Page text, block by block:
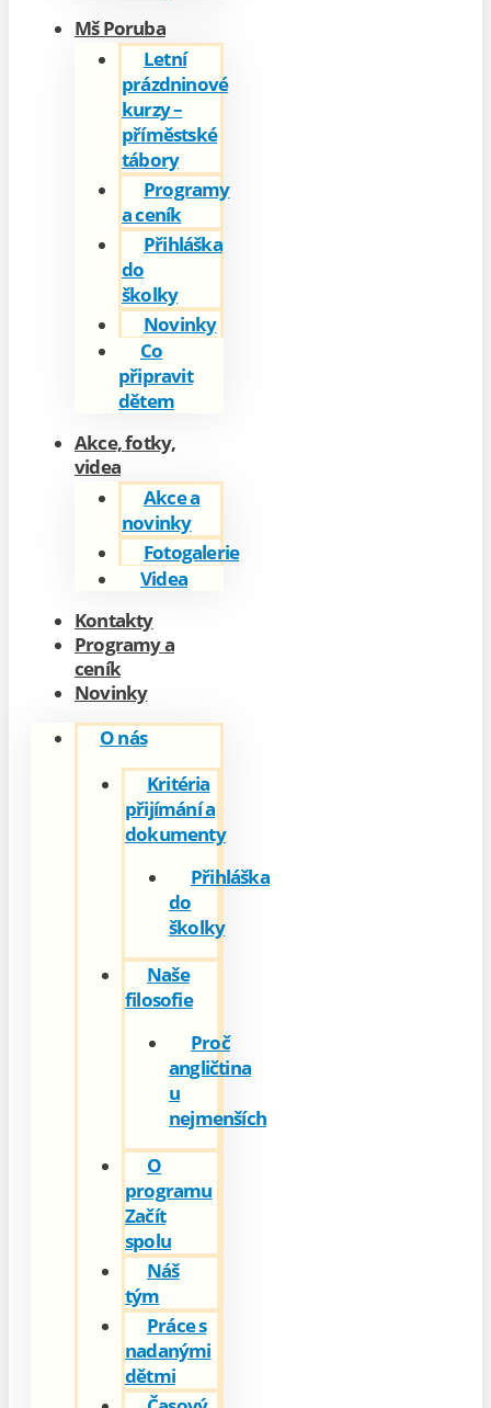
Mš Poruba
Letní
prázdninové
kurzy –
příměstské
tábory
Programy
a ceník
Přihláška
do
školky
Novinky
Co
připravit
dětem
Akce, fotky,
videa
Akce a
novinky
Fotogalerie
Videa
Kontakty
Programy a
ceník
Novinky
O nás
Kritéria
přijímání a
dokumenty
Přihláška
do
školky
Naše
filosofie
Proč
angličtina
u
nejmenších
O
programu
Začít
spolu
Náš
tým
Práce s
nadanými
dětmi